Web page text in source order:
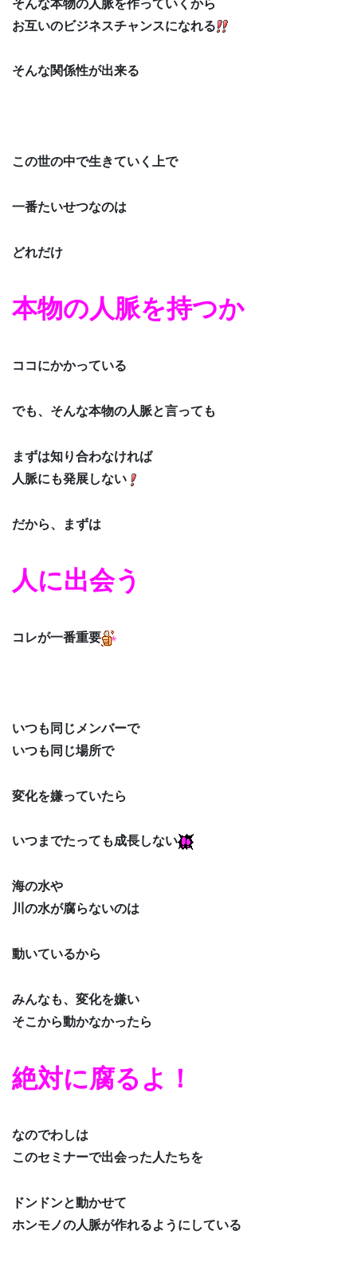
そんな本物の人脈を作っていくから
お互いのビジネスチャンスになれる
そんな関係性が出来る
この世の中で生きていく上で
一番たいせつなのは
どれだけ
本物の人脈を持つか
ココにかかっている
でも、そんな本物の人脈と言っても
まずは知り合わなければ
人脈にも発展しない
だから、まずは
人に出会う
コレが一番重要
いつも同じメンバーで
いつも同じ場所で
変化を嫌っていたら
いつまでたっても成長しない
海の水や
川の水が腐らないのは
動いているから
みんなも、変化を嫌い
そこから動かなかったら
絶対に腐るよ！
なのでわしは
このセミナーで出会った人たちを
ドンドンと動かせて
ホンモノの人脈が作れるようにしている